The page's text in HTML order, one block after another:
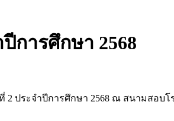
การศึกษา 2568
ประจำปีการศึกษา 2568 ณ สนามสอ